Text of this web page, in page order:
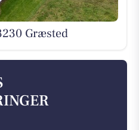
Græsted